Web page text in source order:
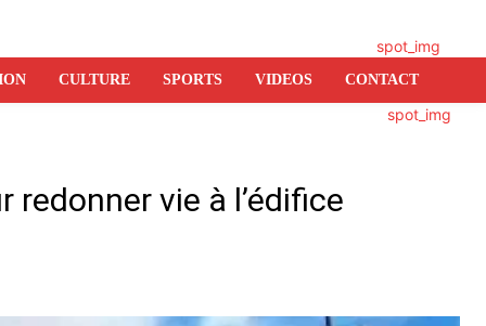
CULTURE SPORTS VIDEOS CONTACT
vie à l’édifice